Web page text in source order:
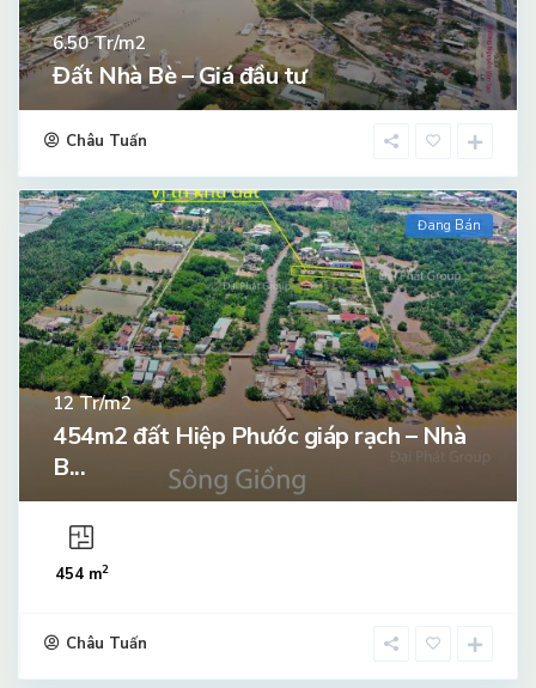
6.50Tr/m2
Đất Nhà Bè – Giá đầu tư
Châu Tuấn
Đang Bán
12Tr/m2
454m2 đất Hiệp Phước giáp rạch – Nhà
B...
454 m2
Châu Tuấn